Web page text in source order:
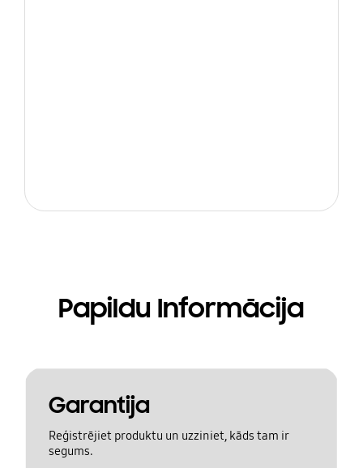
Papildu Informācija
Garantija
Reģistrējiet produktu un uzziniet, kāds tam ir
segums.